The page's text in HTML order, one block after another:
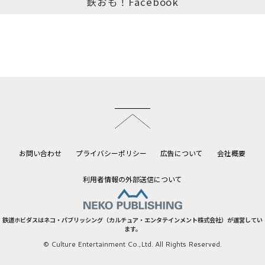
お問い合わせ プライバシーポリシー 広告について 会社概要
利用者情報の外部送信について
鉄道ホビダスはネコ・パブリッシング（カルチュア・エンタテインメント株式会社）が運営してい
ます。
© Culture Entertainment Co.,Ltd. All Rights Reserved.